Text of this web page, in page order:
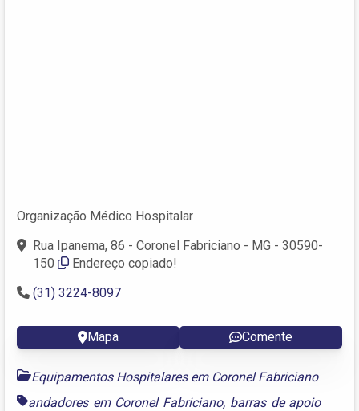
Organização Médico Hospitalar
Rua Ipanema, 86 - Coronel Fabriciano - MG - 30590-
150
Endereço copiado!
(31) 3224-8097
Mapa Comente
Equipamentos Hospitalares em Coronel Fabriciano
andadores em Coronel Fabriciano, barras de apoio